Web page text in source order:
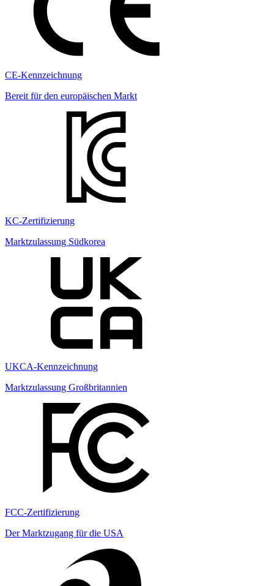
CE-Kennzeichnung
Bereit für den europäischen Markt
KC-Zertifizierung
Marktzulassung Südkorea
UKCA-Kennzeichnung
Marktzulassung Großbritannien
FCC-Zertifizierung
Der Marktzugang für die USA